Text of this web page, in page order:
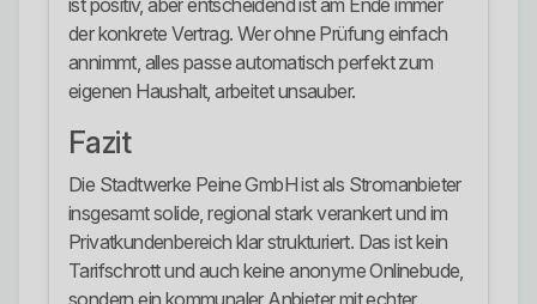
ist positiv, aber entscheidend ist am Ende immer
der konkrete Vertrag. Wer ohne Prüfung einfach
annimmt, alles passe automatisch perfekt zum
eigenen Haushalt, arbeitet unsauber.
Fazit
Die Stadtwerke Peine GmbH ist als Stromanbieter
insgesamt solide, regional stark verankert und im
Privatkundenbereich klar strukturiert. Das ist kein
Tarifschrott und auch keine anonyme Onlinebude,